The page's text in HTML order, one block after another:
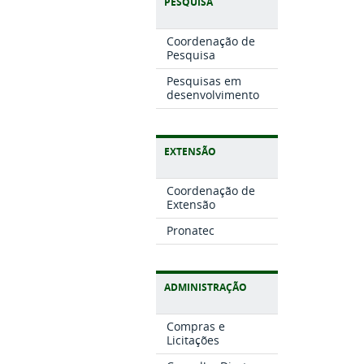
Coordenação de
Pesquisa
Pesquisas em
desenvolvimento
EXTENSÃO
Coordenação de
Extensão
Pronatec
ADMINISTRAÇÃO
Compras e
Licitações